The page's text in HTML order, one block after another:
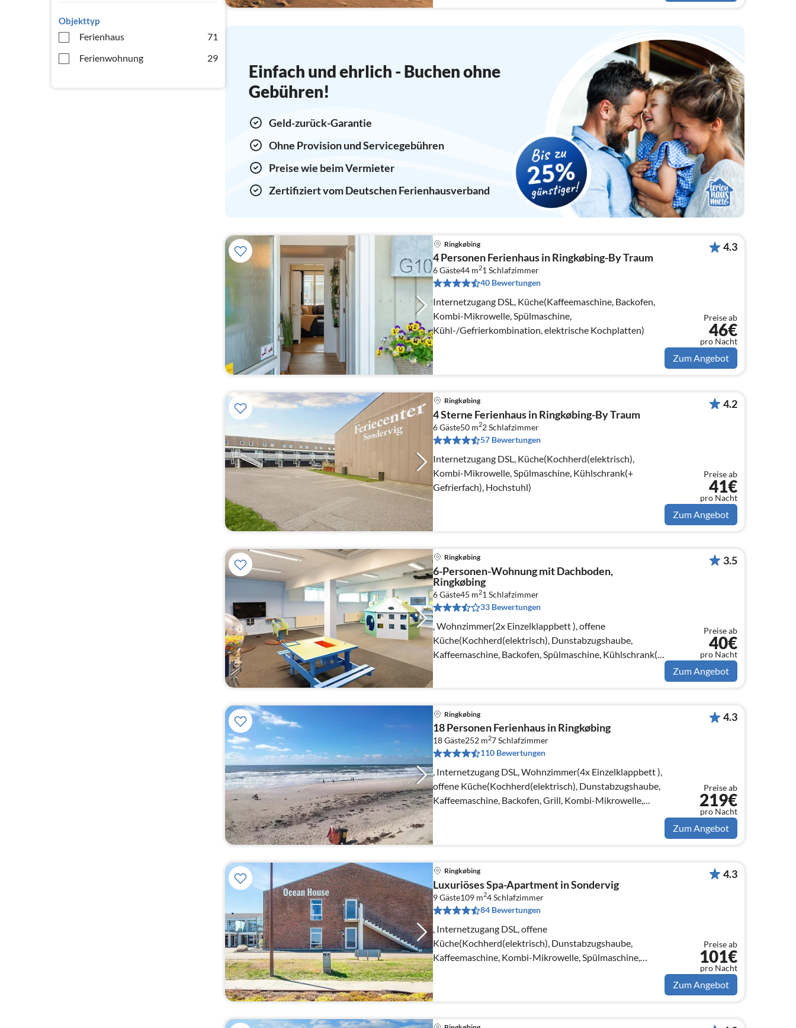
Objekttyp
Ferienhaus
71
Ferienwohnung
29
Einfach und ehrlich - Buchen ohne
Gebühren!
Geld-zurück-Garantie
Ohne Provision und Servicegebühren
Preise wie beim Vermieter
Zertifiziert vom Deutschen Ferienhausverband
Ringkøbing
4 Personen Ferienhaus in Ringkøbing-By Traum
6 Gäste44 m21Schlafzimmer
40 Bewertungen
Internetzugang DSL, Küche(Kaffeemaschine, Backofen,
Kombi-Mikrowelle, Spülmaschine,
Kühl-/Gefrierkombination, elektrische Kochplatten)
4.3
Preise ab
46€
pro Nacht
Zum Angebot
Ringkøbing
4 Sterne Ferienhaus in Ringkøbing-By Traum
6 Gäste50 m22Schlafzimmer
57 Bewertungen
Internetzugang DSL, Küche(Kochherd(elektrisch),
Kombi-Mikrowelle, Spülmaschine, Kühlschrank(+
Gefrierfach), Hochstuhl)
4.2
Preise ab
41€
pro Nacht
Zum Angebot
Ringkøbing
6-Personen-Wohnung mit Dachboden,
Ringkøbing
6 Gäste45 m21 Schlafzimmer
33 Bewertungen
, Wohnzimmer(2x Einzelklappbett ), offene
Küche(Kochherd(elektrisch), Dunstabzugshaube,
Kaffeemaschine, Backofen, Spülmaschine, Kühlschrank(+
Gefrierfach))
3.5
Preise ab
40€
pro Nacht
Zum Angebot
Ringkøbing
18 Personen Ferienhaus in Ringkøbing
18 Gäste252 m27Schlafzimmer
110 Bewertungen
, Internetzugang DSL, Wohnzimmer(4x Einzelklappbett ),
offene Küche(Kochherd(elektrisch), Dunstabzugshaube,
Kaffeemaschine, Backofen, Grill, Kombi-Mikrowelle,
Spülmaschine, Kühlsch...
4.3
Preise ab
219€
pro Nacht
Zum Angebot
Ringkøbing
Luxuriöses Spa-Apartment in Sondervig
9 Gäste109 m24Schlafzimmer
84 Bewertungen
, Internetzugang DSL, offene
Küche(Kochherd(elektrisch), Dunstabzugshaube,
Kaffeemaschine, Kombi-Mikrowelle, Spülmaschine,
Kühlschrank, Tiefkühlschrank(60-99L), Hochstuhl)
4.3
Preise ab
101€
pro Nacht
Zum Angebot